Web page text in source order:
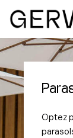
Optez